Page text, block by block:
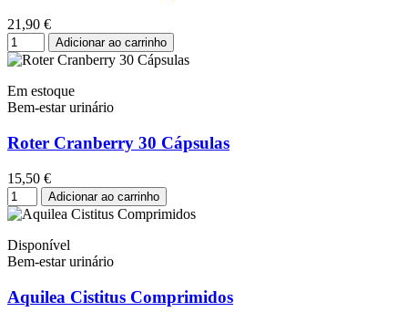
21,90 €
Adicionar ao carrinho
Em estoque
Bem-estar urinário
Roter Cranberry 30 Cápsulas
15,50 €
Adicionar ao carrinho
Disponível
Bem-estar urinário
Aquilea Cistitus Comprimidos